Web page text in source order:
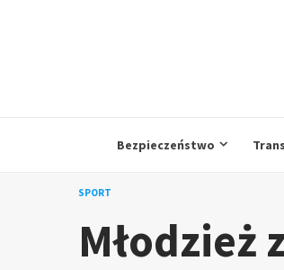
Bezpieczeństwo
SPORT
Młodzież